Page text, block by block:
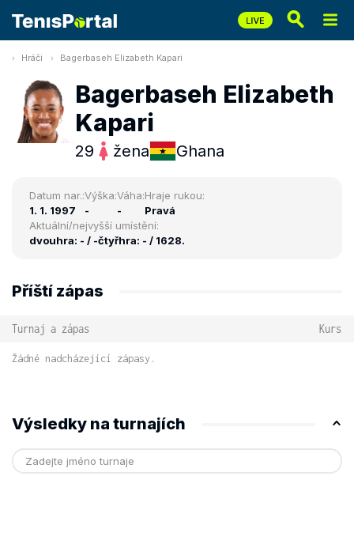
Hráči Bagerbaseh Elizabeth Kapari
Bagerbaseh Elizabeth
Kapari
29 žena Ghana
Datum nar.:
1. 1. 1997
Výška:
-
Váha:
-
Hraje rukou:
Pravá
Aktuální/nejvyšší umístění:
dvouhra: - / -čtyřhra: - / 1628.
Příští zápas
Turnaj a zápas Kurs
Žádné nadcházející zápasy.
Výsledky na turnajích